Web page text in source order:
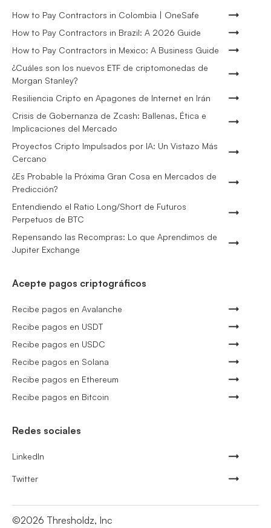
How to Pay Contractors in Colombia | OneSafe
How to Pay Contractors in Brazil: A 2026 Guide
How to Pay Contractors in Mexico: A Business Guide
¿Cuáles son los nuevos ETF de criptomonedas de
Morgan Stanley?
Resiliencia Cripto en Apagones de Internet en Irán
Crisis de Gobernanza de Zcash: Ballenas, Ética e
Implicaciones del Mercado
Proyectos Cripto Impulsados por IA: Un Vistazo Más
Cercano
¿Es Probable la Próxima Gran Cosa en Mercados de
Predicción?
Entendiendo el Ratio Long/Short de Futuros
Perpetuos de BTC
Repensando las Recompras: Lo que Aprendimos de
Jupiter Exchange
Acepte pagos criptográficos
Recibe pagos en Avalanche
Recibe pagos en USDT
Recibe pagos en USDC
Recibe pagos en Solana
Recibe pagos en Ethereum
Recibe pagos en Bitcoin
Redes sociales
LinkedIn
Twitter
©2026 Thresholdz, Inc